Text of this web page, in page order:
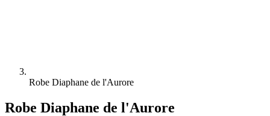
Robe Diaphane de l'Aurore
Robe Diaphane de l'Aurore